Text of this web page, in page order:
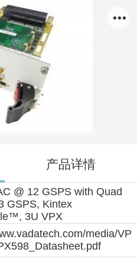
产品详情
@ 12 GSPS with Quad
GSPS, Kintex
3U VPX
media/VP